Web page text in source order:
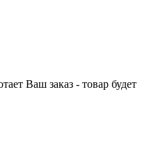
Ваш заказ - товар будет